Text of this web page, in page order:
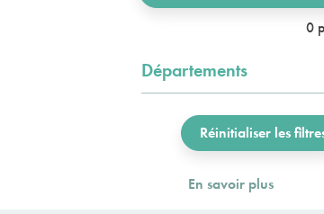
0
Départements
Réinitialiser les
En savoir plus